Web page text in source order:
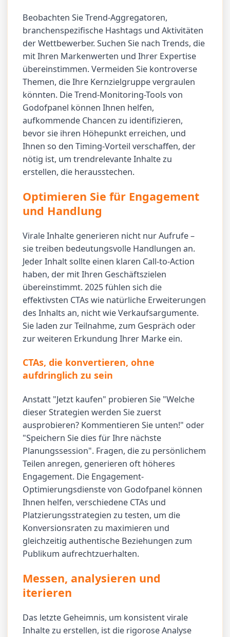
Beobachten Sie Trend-Aggregatoren,
branchenspezifische Hashtags und Aktivitäten
der Wettbewerber. Suchen Sie nach Trends, die
mit Ihren Markenwerten und Ihrer Expertise
übereinstimmen. Vermeiden Sie kontroverse
Themen, die Ihre Kernzielgruppe vergraulen
könnten. Die Trend-Monitoring-Tools von
Godofpanel können Ihnen helfen,
aufkommende Chancen zu identifizieren,
bevor sie ihren Höhepunkt erreichen, und
Ihnen so den Timing-Vorteil verschaffen, der
nötig ist, um trendrelevante Inhalte zu
erstellen, die herausstechen.
Optimieren Sie für Engagement
und Handlung
Virale Inhalte generieren nicht nur Aufrufe –
sie treiben bedeutungsvolle Handlungen an.
Jeder Inhalt sollte einen klaren Call-to-Action
haben, der mit Ihren Geschäftszielen
übereinstimmt. 2025 fühlen sich die
effektivsten CTAs wie natürliche Erweiterungen
des Inhalts an, nicht wie Verkaufsargumente.
Sie laden zur Teilnahme, zum Gespräch oder
zur weiteren Erkundung Ihrer Marke ein.
CTAs, die konvertieren, ohne
aufdringlich zu sein
Anstatt "Jetzt kaufen" probieren Sie "Welche
dieser Strategien werden Sie zuerst
ausprobieren? Kommentieren Sie unten!" oder
"Speichern Sie dies für Ihre nächste
Planungssession". Fragen, die zu persönlichem
Teilen anregen, generieren oft höheres
Engagement. Die Engagement-
Optimierungsdienste von Godofpanel können
Ihnen helfen, verschiedene CTAs und
Platzierungsstrategien zu testen, um die
Konversionsraten zu maximieren und
gleichzeitig authentische Beziehungen zum
Publikum aufrechtzuerhalten.
Messen, analysieren und
iterieren
Das letzte Geheimnis, um konsistent virale
Inhalte zu erstellen, ist die rigorose Analyse